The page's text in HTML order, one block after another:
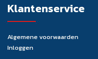
Klantenservice
Algemene voorwaarden
Inloggen